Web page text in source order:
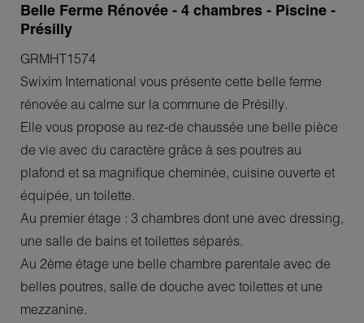
Belle Ferme Rénovée - 4 chambres - Piscine -
Présilly
GRMHT1574
Swixim International vous présente cette belle ferme
rénovée au calme sur la commune de Présilly.
Elle vous propose au rez-de chaussée une belle pièce
de vie avec du caractère grâce à ses poutres au
plafond et sa magnifique cheminée, cuisine ouverte et
équipée, un toilette.
Au premier étage : 3 chambres dont une avec dressing,
une salle de bains et toilettes séparés.
Au 2ème étage une belle chambre parentale avec de
belles poutres, salle de douche avec toilettes et une
mezzanine.